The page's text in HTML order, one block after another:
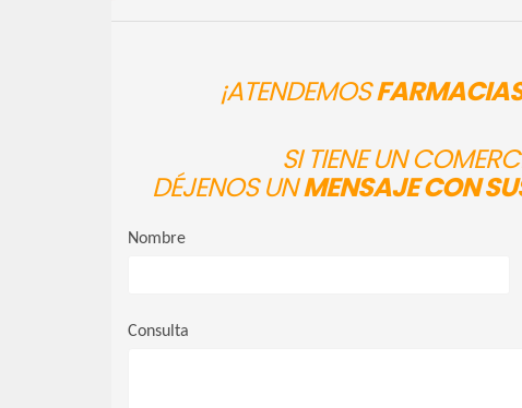
¡ATENDEMOS
SI TIENE UN
DÉJENOS UNMENSAJE CON
Nombre
Consulta